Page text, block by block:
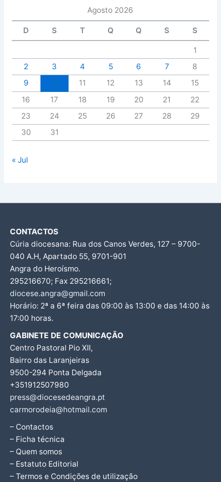
Agosto 2026
D S T Q Q S S
1
2
3 4 5 6 7
8
9
11 12 13 14
15
16
17 18 19 20 21
22
23
24 25 26 27 28
29
30
31
« Jul
CONTACTOS
Cúria diocesana: Rua dos Canos Verdes, 127 – 9700-
040 A.H, Apartado 55, 9701-901
Angra do Heroísmo.
295216670; Fax 295216661;
diocese.angra@gmail.com
Horário: 2ª a 6ª feira das 09:00 às 13:00 e das 14:00 às
17:00 horas.
GABINETE DE COMUNICAÇÃO
Centro Pastoral Pio XII,
Bairro das Laranjeiras
9500-294 Ponta Delgada
+351912507980
press@diocesedeangra.pt
carmorodeia@hotmail.com
– Contactos
– Ficha técnica
– Quem somos
– Estatuto Editorial
– Termos e Condições de utilização